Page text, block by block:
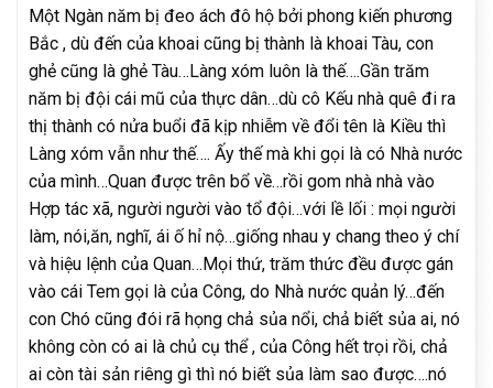
Một Ngàn năm bị đeo ách đô hộ bởi phong kiến phương
Bắc , dù đến của khoai cũng bị thành là khoai Tàu, con
ghẻ cũng là ghẻ Tàu…Làng xóm luôn là thế….Gần trăm
năm bị đội cái mũ của thực dân…dù cô Kếu nhà quê đi ra
thị thành có nửa buổi đã kịp nhiễm về đổi tên là Kiều thì
Làng xóm vẫn như thế…. Ấy thế mà khi gọi là có Nhà nước
của mình…Quan được trên bổ về…rồi gom nhà nhà vào
Hợp tác xã, người người vào tổ đội…với lề lối : mọi người
làm, nói,ăn, nghĩ, ái ố hỉ nộ…giống nhau y chang theo ý chí
và hiệu lệnh của Quan…Mọi thứ, trăm thức đều được gán
vào cái Tem gọi là của Công, do Nhà nước quản lý…đến
con Chó cũng đói rã họng chả sủa nổi, chả biết sủa ai, nó
không còn có ai là chủ cụ thể , của Công hết trọi rồi, chả
ai còn tài sản riêng gì thì nó biết sủa làm sao được….nó